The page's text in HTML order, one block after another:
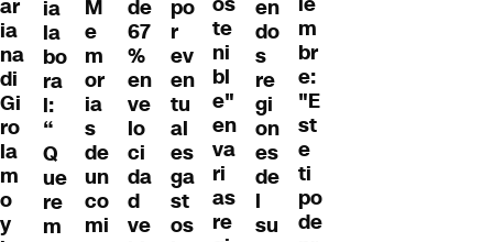
ar
ia
na
di
Gi
ro
la
m
o
y
ia
la
bo
ra
l:
“
Q
ue
re
m
M
e
m
or
ia
s
de
un
co
mi
de
67
%
en
ve
lo
ci
da
d
ve
po
r
ev
en
tu
al
es
ga
st
os
te
ni
bl
e"
en
va
ri
as
re
en
do
s
re
gi
on
es
de
l
su
m
br
e:
"E
st
e
ti
po
de